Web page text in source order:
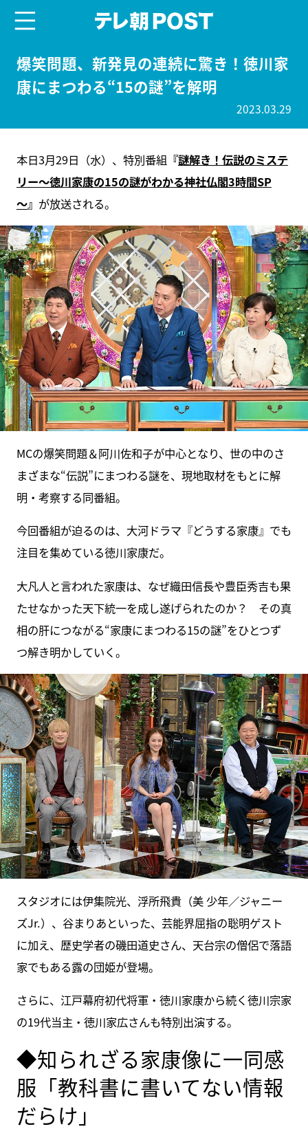
爆笑問題、新発見の連続に驚き！徳川家
康にまつわる“15の謎”を解明
2023.03.29
本日3月29日（水）、特別番組 『謎解き！伝説のミステ
リー～徳川家康の15の謎がわかる神社仏閣3時間SP
～』 が放送される。
MCの爆笑問題＆阿川佐和子が中心となり、世の中のさ
まざまな“伝説”にまつわる謎を、現地取材をもとに解
明・考察する同番組。
今回番組が迫るのは、大河ドラマ『どうする家康』でも
注目を集めている徳川家康だ。
大凡人と言われた家康は、なぜ織田信長や豊臣秀吉も果
たせなかった天下統一を成し遂げられたのか？ その真
相の肝につながる“家康にまつわる15の謎”をひとつず
つ解き明かしていく。
スタジオには伊集院光、浮所飛貴（美 少年／ジャニー
ズJr.）、谷まりあといった、芸能界屈指の聡明ゲスト
に加え、歴史学者の磯田道史さん、天台宗の僧侶で落語
家でもある露の団姫が登場。
さらに、江戸幕府初代将軍・徳川家康から続く徳川宗家
の19代当主・徳川家広さんも特別出演する。
◆知られざる家康像に一同感
服「教科書に書いてない情報
だらけ」